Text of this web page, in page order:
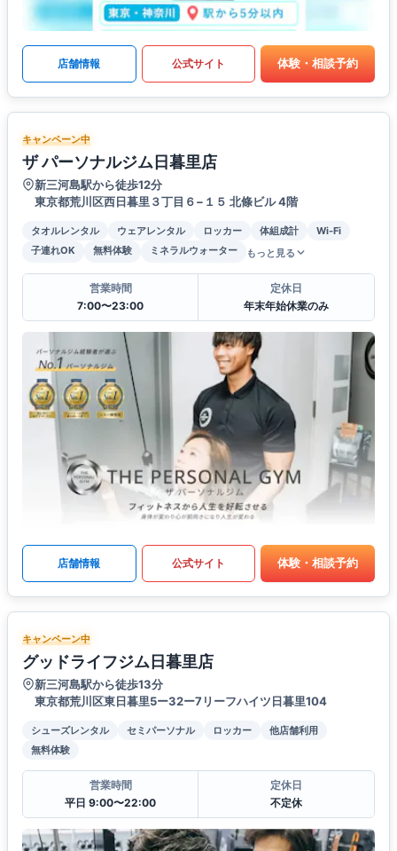
店舗情報 公式サイト 体験・相談予約
キャンペーン中
ザ パーソナルジム日暮里店
新三河島駅から徒歩12分
東京都荒川区西日暮里３丁目６−１５ 北條ビル 4階
タオルレンタル ウェアレンタル ロッカー 体組成計
Wi-Fi
子連れOK
無料体験 ミネラルウォーター もっと見る
営業時間
7:00〜23:00
定休日
年末年始休業のみ
店舗情報 公式サイト 体験・相談予約
キャンペーン中
グッドライフジム日暮里店
新三河島駅から徒歩13分
東京都荒川区東日暮里5ー32ー7リーフハイツ日暮里104
シューズレンタル セミパーソナル ロッカー
他店舗利用
無料体験
営業時間
平日 9:00〜22:00
定休日
不定休